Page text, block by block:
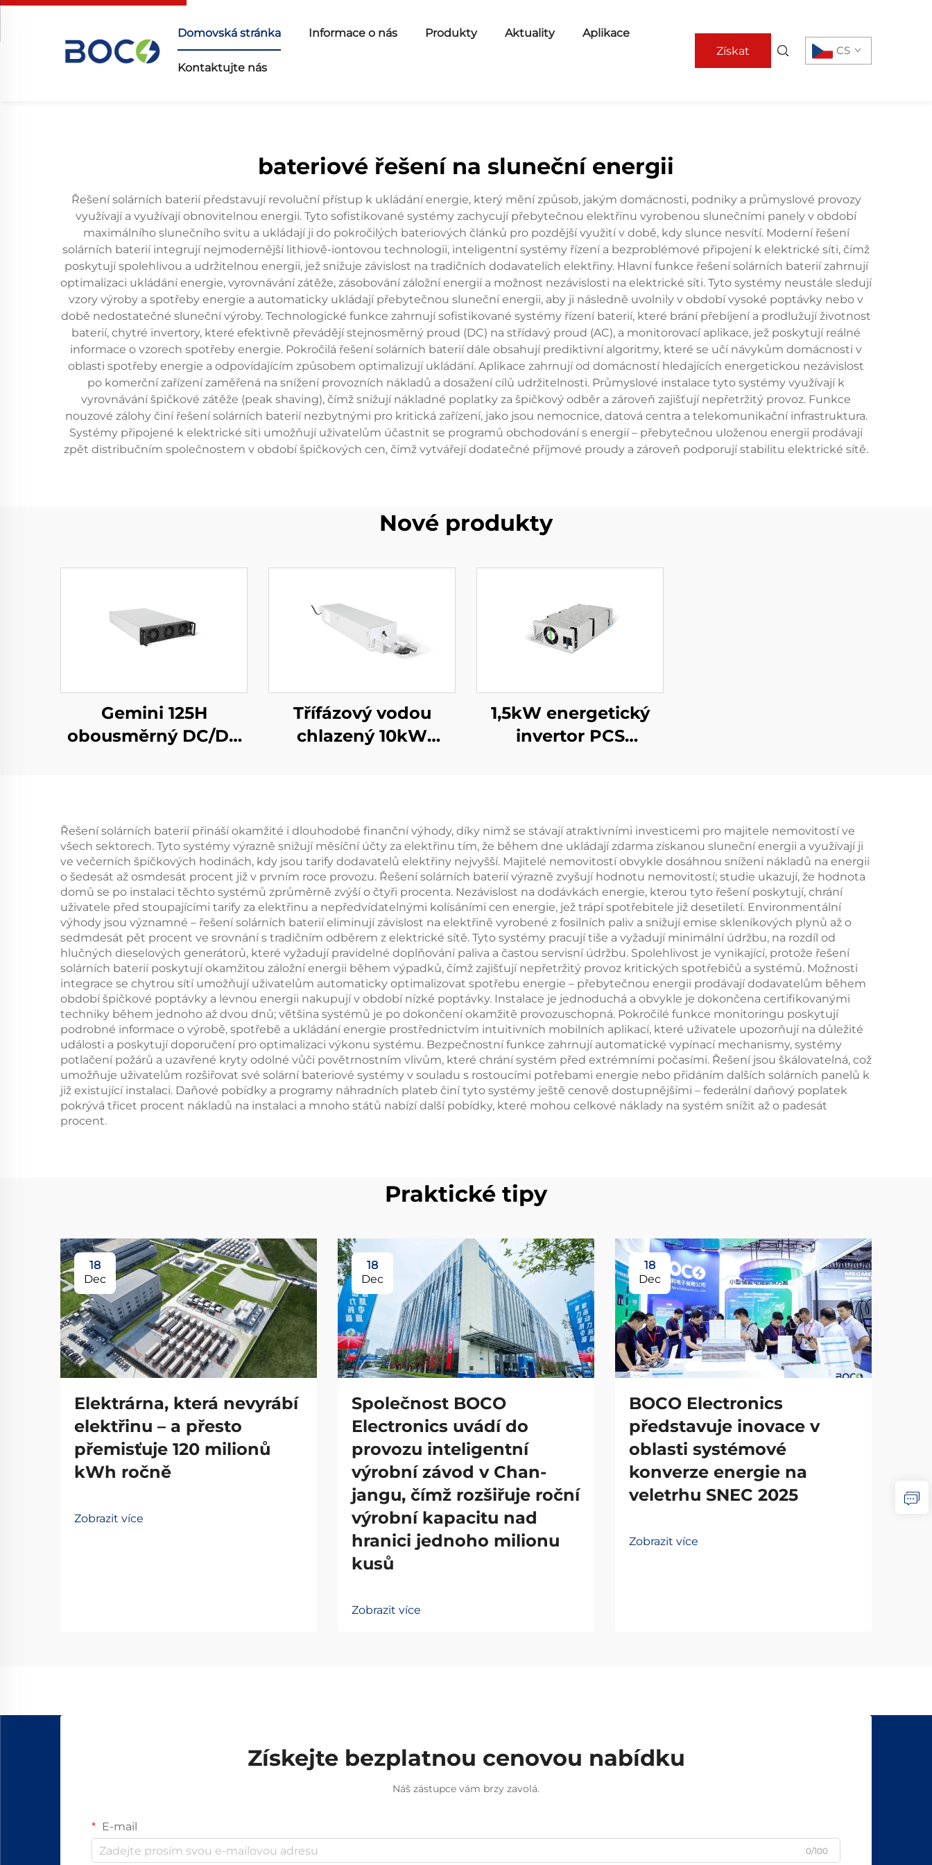
Domovská stránka Informace o nás Produkty Aktuality Aplikace
Kontaktujte nás
Získat CS
bateriové řešení na sluneční energii
Řešení solárních baterií představují revoluční přístup k ukládání energie, který mění způsob, jakým domácnosti, podniky a průmyslové provozy
využívají a využívají obnovitelnou energii. Tyto sofistikované systémy zachycují přebytečnou elektřinu vyrobenou slunečními panely v období
maximálního slunečního svitu a ukládají ji do pokročilých bateriových článků pro pozdější využití v době, kdy slunce nesvítí. Moderní řešení
solárních baterií integrují nejmodernější lithiově-iontovou technologii, inteligentní systémy řízení a bezproblémové připojení k elektrické síti, čímž
poskytují spolehlivou a udržitelnou energii, jež snižuje závislost na tradičních dodavatelích elektřiny. Hlavní funkce řešení solárních baterií zahrnují
optimalizaci ukládání energie, vyrovnávání zátěže, zásobování záložní energií a možnost nezávislosti na elektrické síti. Tyto systémy neustále sledují
vzory výroby a spotřeby energie a automaticky ukládají přebytečnou sluneční energii, aby ji následně uvolnily v období vysoké poptávky nebo v
době nedostatečné sluneční výroby. Technologické funkce zahrnují sofistikované systémy řízení baterií, které brání přebíjení a prodlužují životnost
baterií, chytré invertory, které efektivně převádějí stejnosměrný proud (DC) na střídavý proud (AC), a monitorovací aplikace, jež poskytují reálné
informace o vzorech spotřeby energie. Pokročilá řešení solárních baterií dále obsahují prediktivní algoritmy, které se učí návykům domácnosti v
oblasti spotřeby energie a odpovídajícím způsobem optimalizují ukládání. Aplikace zahrnují od domácností hledajících energetickou nezávislost
po komerční zařízení zaměřená na snížení provozních nákladů a dosažení cílů udržitelnosti. Průmyslové instalace tyto systémy využívají k
vyrovnávání špičkové zátěže (peak shaving), čímž snižují nákladné poplatky za špičkový odběr a zároveň zajišťují nepřetržitý provoz. Funkce
nouzové zálohy činí řešení solárních baterií nezbytnými pro kritická zařízení, jako jsou nemocnice, datová centra a telekomunikační infrastruktura.
Systémy připojené k elektrické síti umožňují uživatelům účastnit se programů obchodování s energií – přebytečnou uloženou energii prodávají
zpět distribučním společnostem v období špičkových cen, čímž vytvářejí dodatečné příjmové proudy a zároveň podporují stabilitu elektrické sítě.
Nové produkty
Gemini 125H
obousměrný DC/DC
Třífázový vodou
chlazený 10kW
aplikace
1,5kW energetický
invertor PCS
Řešení solárních baterií přináší okamžité i dlouhodobé finanční výhody, díky nimž se stávají atraktivními investicemi pro majitele nemovitostí ve
všech sektorech. Tyto systémy výrazně snižují měsíční účty za elektřinu tím, že během dne ukládají zdarma získanou sluneční energii a využívají ji
ve večerních špičkových hodinách, kdy jsou tarify dodavatelů elektřiny nejvyšší. Majitelé nemovitostí obvykle dosáhnou snížení nákladů na energii
o šedesát až osmdesát procent již v prvním roce provozu. Řešení solárních baterií výrazně zvyšují hodnotu nemovitostí; studie ukazují, že hodnota
domů se po instalaci těchto systémů zprůměrně zvýší o čtyři procenta. Nezávislost na dodávkách energie, kterou tyto řešení poskytují, chrání
uživatele před stoupajícími tarify za elektřinu a nepředvídatelnými kolísáními cen energie, jež trápí spotřebitele již desetiletí. Environmentální
výhody jsou významné – řešení solárních baterií eliminují závislost na elektřině vyrobené z fosilních paliv a snižují emise skleníkových plynů až o
sedmdesát pět procent ve srovnání s tradičním odběrem z elektrické sítě. Tyto systémy pracují tiše a vyžadují minimální údržbu, na rozdíl od
hlučných dieselových generátorů, které vyžadují pravidelné doplňování paliva a častou servisní údržbu. Spolehlivost je vynikající, protože řešení
solárních baterií poskytují okamžitou záložní energii během výpadků, čímž zajišťují nepřetržitý provoz kritických spotřebičů a systémů. Možnosti
integrace se chytrou sítí umožňují uživatelům automaticky optimalizovat spotřebu energie – přebytečnou energii prodávají dodavatelům během
období špičkové poptávky a levnou energii nakupují v období nízké poptávky. Instalace je jednoduchá a obvykle je dokončena certifikovanými
techniky během jednoho až dvou dnů; většina systémů je po dokončení okamžitě provozuschopná. Pokročilé funkce monitoringu poskytují
podrobné informace o výrobě, spotřebě a ukládání energie prostřednictvím intuitivních mobilních aplikací, které uživatele upozorňují na důležité
události a poskytují doporučení pro optimalizaci výkonu systému. Bezpečnostní funkce zahrnují automatické vypínací mechanismy, systémy
potlačení požárů a uzavřené kryty odolné vůči povětrnostním vlivům, které chrání systém před extrémními počasími. Řešení jsou škálovatelná, což
umožňuje uživatelům rozšiřovat své solární bateriové systémy v souladu s rostoucími potřebami energie nebo přidáním dalších solárních panelů k
již existující instalaci. Daňové pobídky a programy náhradních plateb činí tyto systémy ještě cenově dostupnějšími – federální daňový poplatek
pokrývá třicet procent nákladů na instalaci a mnoho států nabízí další pobídky, které mohou celkové náklady na systém snížit až o padesát
procent.
Praktické tipy
18
Dec
Elektrárna, která nevyrábí
elektřinu – a přesto
přemisťuje 120 milionů
kWh ročně
Zobrazit více
18
Dec
Společnost BOCO
Electronics uvádí do
provozu inteligentní
výrobní závod v Chan-
jangu, čímž rozšiřuje roční
výrobní kapacitu nad
hranici jednoho milionu
kusů
Zobrazit více
18
Dec
BOCO Electronics
představuje inovace v
oblasti systémové
konverze energie na
veletrhu SNEC 2025
Zobrazit více
Získejte bezplatnou cenovou nabídku
Náš zástupce vám brzy zavolá.
E-mail
0/100